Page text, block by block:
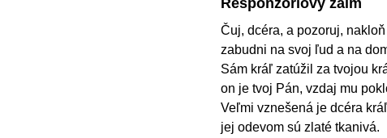
Čuj, dcéra, a pozoruj,
zabudni na svoj ľud a na
Sám kráľ zatúžil za tvojou
on je tvoj Pán, vzdaj mu
Veľmi vznešená je dcéra
jej odevom sú zlaté tkanivá.